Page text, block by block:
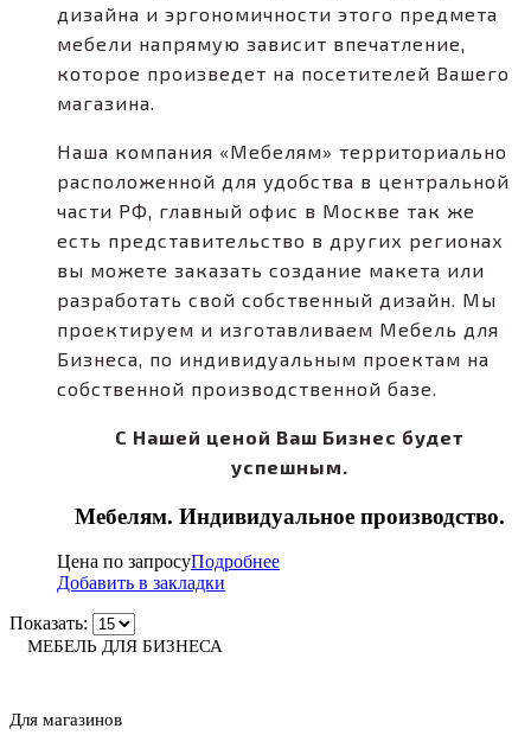
дизайна и эргономичности этого предмета
мебели напрямую зависит впечатление,
которое произведет на посетителей Вашего
магазина.
Наша компания «Мебелям» территориально
расположенной для удобства в центральной
части РФ, главный офис в Москве так же
есть представительство в других регионах
вы можете заказать создание макета или
разработать свой собственный дизайн. Мы
проектируем и изготавливаем Мебель для
Бизнеса, по индивидуальным проектам на
собственной производственной базе.
С Нашей ценой Ваш Бизнес будет
успешным.
Мебелям. Индивидуальное производство.
Цена по запросуПодробнее
Добавить в закладки
Показать:
МЕБЕЛЬ ДЛЯ БИЗНЕСА
Для магазинов